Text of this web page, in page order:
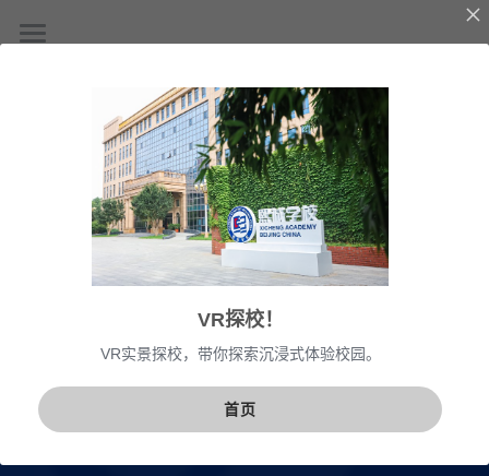
关于我们
使命愿景
学校团队
VR探校
课程特色
课程体系
升学与生涯规划
校园生活
校园环境
招生
申请指南
学校新闻
工作机会
学生平台
VR探校！
VR实景探校，带你探索沉浸式体验校园。
首页